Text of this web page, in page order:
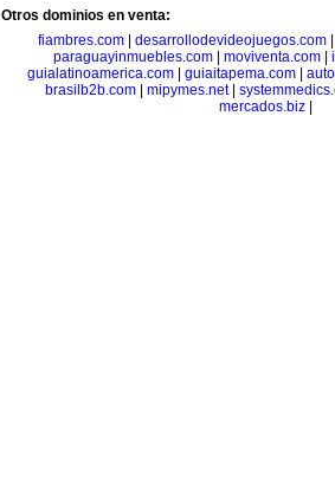
Otros dominios en venta:
fiambres.com| desarrollodevideojuegos.com
paraguayinmuebles.com| moviventa.com|
guialatinoamerica.com
guiaitapema.com
brasilb2b.com
mipymes.net|
mercados.biz|